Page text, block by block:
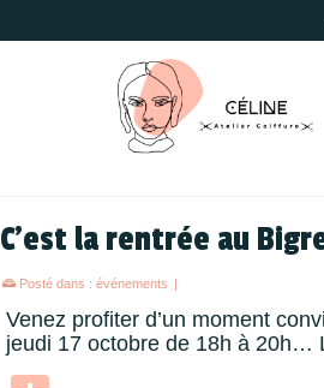
C’est la rentrée au
Posté dans :événements
Venez profiter d’un moment
jeudi 17 octobre de 18h à 20h…